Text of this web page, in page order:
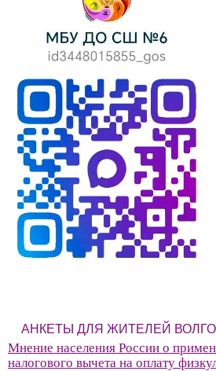
АНКЕТЫ ДЛЯ ЖИТЕЛЕЙ
Мнение населения России о
налогового вычета на оплату